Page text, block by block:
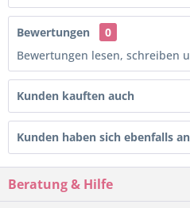
Bewertungen
0
Bewertungen lesen, schreiben
Kunden kauften auch
Kunden haben sich ebenfalls
Beratung & Hilfe